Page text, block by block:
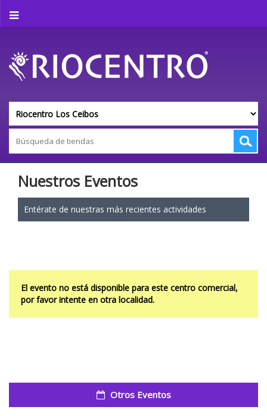
Nuestros Eventos
Entérate de nuestras más recientes actividades
El evento no está disponible para este centro comercial,
por favor intente en otra localidad.
Otros Eventos